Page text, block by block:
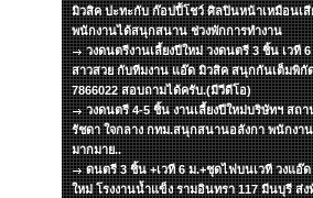
มิวสิค ปะทะกับ ก๊อปปี้โชว์ ศิลปินหน้าเหมือนเสี
พนักงานได้สนุกสนาน ช่วงพักการทำงาน
วงดนตรีงานเลี้ยงปีใหม่ วงดนตรี 3 ชิ้น เวที
สาวสวย กับทีมงาน แอ๊ด มิวสิค สนุกกันเต็มพิกั
7866022 สอบถามได้ครับ.(มีวีดีโอ)
วงดนตรี 4-5 ชิ้น งานเลี้ยงปีใหม่บริษัทฯ สถ
รัชดา ใจกลาง กทม.สนุกสนานอลังกา พนักงาน
มากมาย..
ดนตรี 3 ชิ้น +เวที 6 ม.+ชุดไฟบนเวที วงแอ๊ด
ใหม่ โรงงานน้ำแข็ง รามอินทรา 117 มีนบุรี ส่